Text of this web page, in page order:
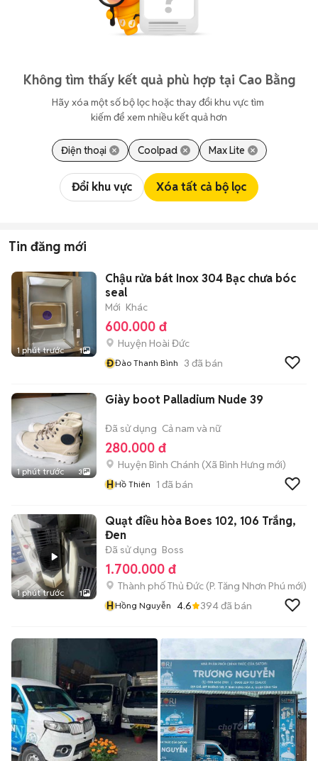
Không tìm thấy kết quả phù hợp tại Cao Bằng
Hãy xóa một số bộ lọc hoặc thay đổi khu vực tìm
kiếm để xem nhiều kết quả hơn
Điện thoại Coolpad Max Lite
Đổi khu vực Xóa tất cả bộ lọc
Tin đăng mới
1 phút trước 1
Chậu rửa bát Inox 304 Bạc chưa bóc
seal
Mới Khác
600.000 đ
Huyện Hoài Đức
ĐĐào Thanh Bình 3 đã bán
1 phút trước 3
Giày boot Palladium Nude 39
Đã sử dụng Cả nam và nữ
280.000 đ
Huyện Bình Chánh (Xã Bình Hưng mới)
HHồ Thiên 1 đã bán
1 phút trước 1
Quạt điều hòa Boes 102, 106 Trắng,
Đen
Đã sử dụng Boss
1.700.000 đ
Thành phố Thủ Đức (P. Tăng Nhơn Phú mới)
HHồng Nguyễn 4.6 394đã bán